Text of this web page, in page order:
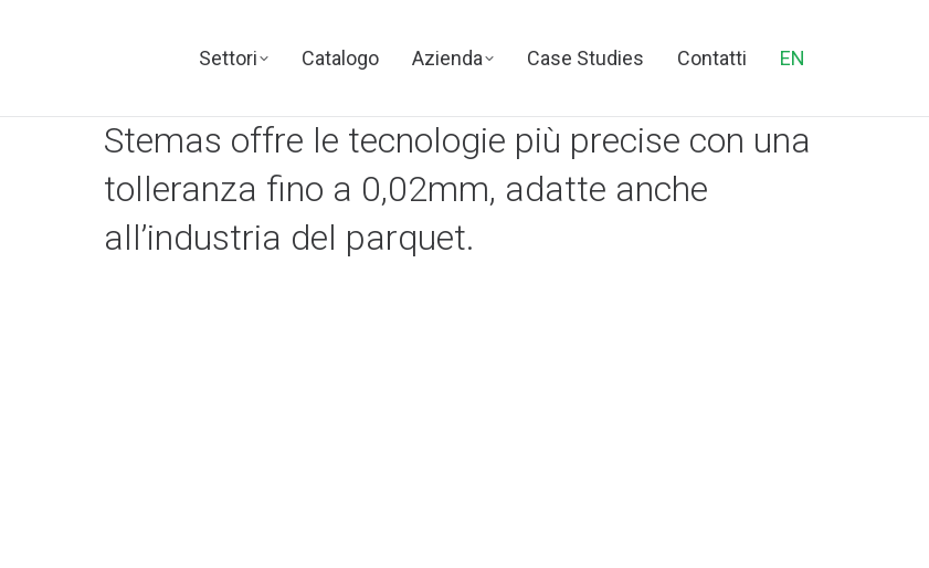
Settori Catalogo Azienda Case Studies Contatti EN
Stemas offre le tecnologie più precise con una
tolleranza fino a 0,02mm, adatte anche
all’industria del parquet.